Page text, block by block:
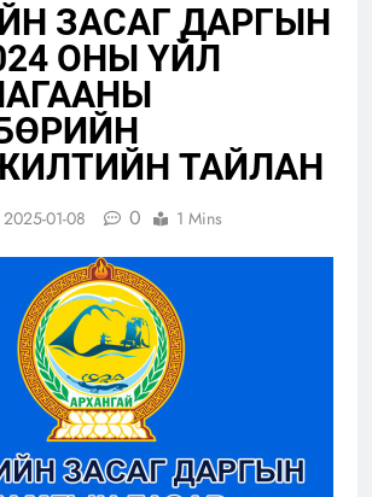
ЗАСАГ ДАРГЫН
ОНЫ ҮЙЛ
ТАЙЛАН
2025-01-08 0 1 Mins